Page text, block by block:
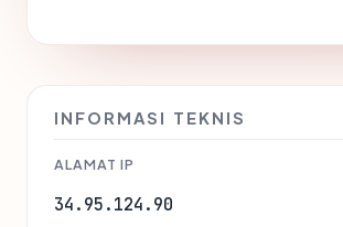
INFORMASI TEKNIS
ALAMAT IP
34.95.124.90